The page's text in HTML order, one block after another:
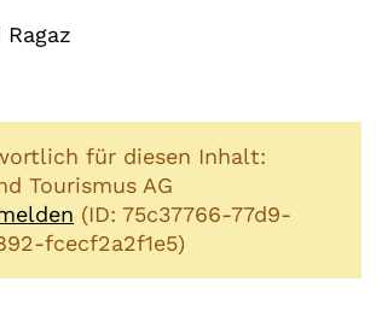
für diesen Inhalt:
Tourismus AG
(ID: 75c37766-77d9-
fcecf2a2f1e5)